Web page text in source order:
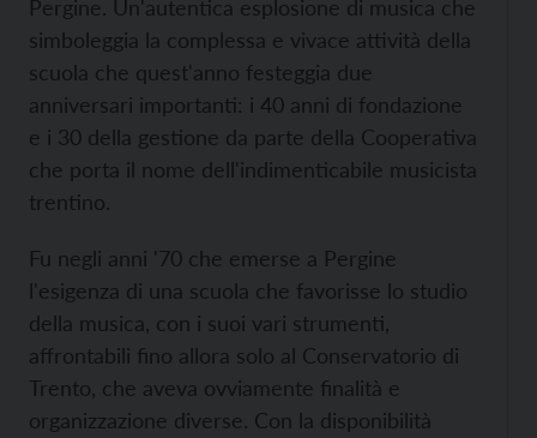
Pergine. Un'autentica esplosione di musica che
simboleggia la complessa e vivace attività della
scuola che quest'anno festeggia due
anniversari importanti: i 40 anni di fondazione
e i 30 della gestione da parte della Cooperativa
che porta il nome dell'indimenticabile musicista
trentino.
Fu negli anni '70 che emerse a Pergine
l'esigenza di una scuola che favorisse lo studio
della musica, con i suoi vari strumenti,
affrontabili fino allora solo al Conservatorio di
Trento, che aveva ovviamente finalità e
organizzazione diverse. Con la disponibilità